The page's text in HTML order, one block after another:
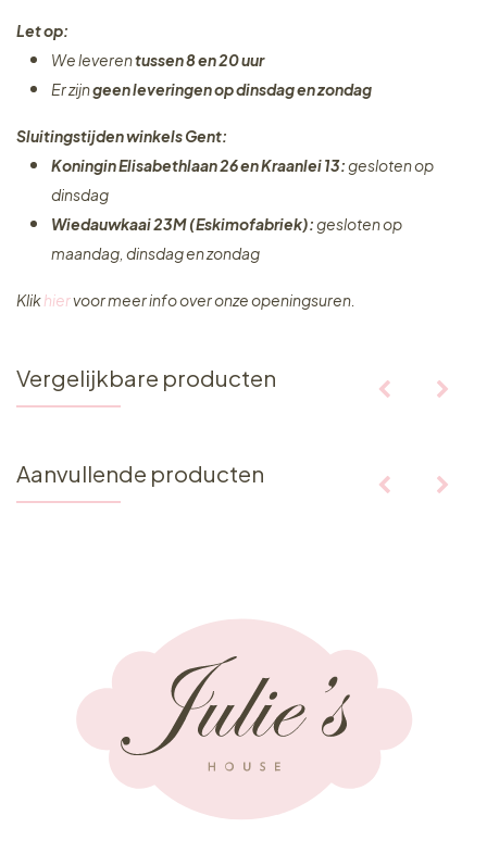
Let op:
We leverentussen 8 en 20 uur
Er zijngeen leveringenop dinsdag en zondag
Sluitingstijden winkels Gent:
Koningin Elisabethlaan 26 en Kraanlei 13:gesloten op
dinsdag
Wiedauwkaai 23M (Eskimofabriek):gesloten op
maandag, dinsdag en zondag
Klikhiervoor meer info over onze openingsuren.
Vergelijkbare producten
Aanvullende producten